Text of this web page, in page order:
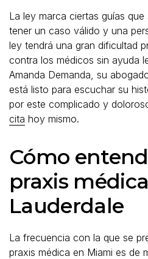
La ley marca ciertas guías que
tener un caso válido y una
ley tendrá una gran dificultad
contra los médicos sin ayuda
Amanda Demanda, su
está listo para escuchar su
por este complicado y
cita hoy mismo.
Cómo
praxis
Lauderdale
La frecuencia con la que se
praxis médica en Miami es de